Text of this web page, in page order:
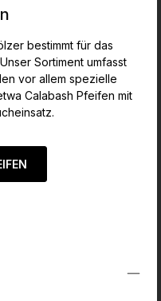
bestimmt für das
Sortiment umfasst
vor allem spezielle
Calabash Pfeifen mit